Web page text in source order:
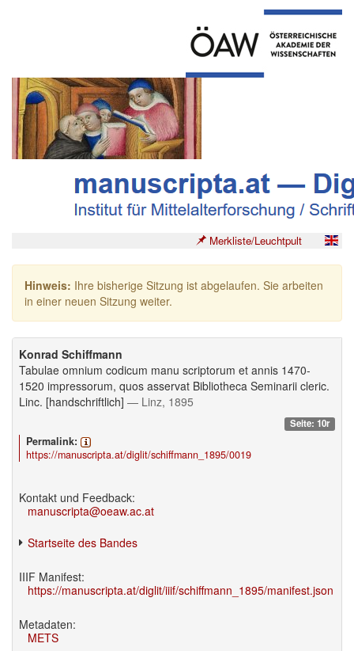
Merkliste/Leuchtpult
Hinweis: Ihre bisherige Sitzung ist abgelaufen. Sie arbeiten
in einer neuen Sitzung weiter.
Konrad Schiffmann
Tabulae omnium codicum manu scriptorum et annis 1470-
1520 impressorum, quos asservat Bibliotheca Seminarii cleric.
Linc. [handschriftlich] — Linz, 1895
Seite: 10r
Permalink:
https://manuscripta.at/diglit/schiffmann_1895/0019
Kontakt und Feedback:
manuscripta@oeaw.ac.at
Startseite des Bandes
IIIF Manifest:
https://manuscripta.at/diglit/iiif/schiffmann_1895/manifest.json
Metadaten:
METS